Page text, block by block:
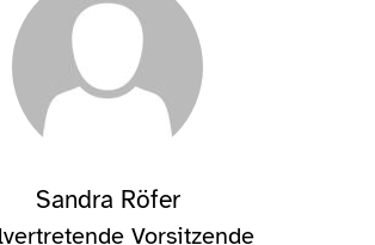
Sandra Röfer
Vorsitzende